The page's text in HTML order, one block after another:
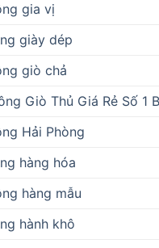
gia vị
giày dép
giò chả
Giò Thủ Giá Rẻ Số 1
Hải Phòng
hàng hóa
hàng mẫu
hành khô